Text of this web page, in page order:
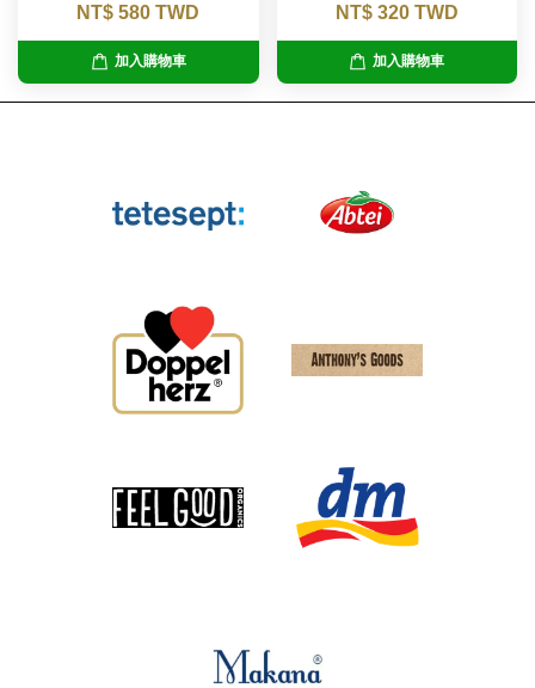
NT$ 580 TWD
加入購物車
NT$ 320 TWD
加入購物車